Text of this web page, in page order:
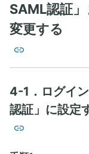
SAML認証
変更する
4-1．ログイ
認証」に設定